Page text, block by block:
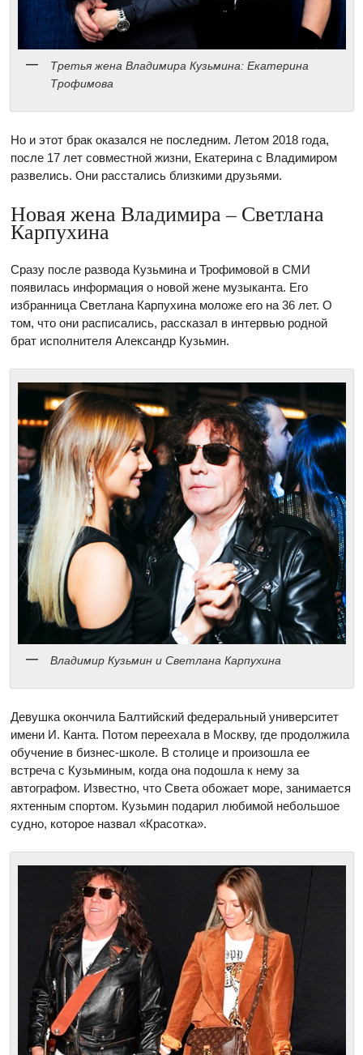
Третья жена Владимира Кузьмина: Екатерина
Трофимова
Но и этот брак оказался не последним. Летом 2018 года,
после 17 лет совместной жизни, Екатерина с Владимиром
развелись. Они расстались близкими друзьями.
Новая жена Владимира – Светлана
Карпухина
Сразу после развода Кузьмина и Трофимовой в СМИ
появилась информация о новой жене музыканта. Его
избранница Светлана Карпухина моложе его на 36 лет. О
том, что они расписались, рассказал в интервью родной
брат исполнителя Александр Кузьмин.
Владимир Кузьмин и Светлана Карпухина
Девушка окончила Балтийский федеральный университет
имени И. Канта. Потом переехала в Москву, где продолжила
обучение в бизнес-школе. В столице и произошла ее
встреча с Кузьминым, когда она подошла к нему за
автографом. Известно, что Света обожает море, занимается
яхтенным спортом. Кузьмин подарил любимой небольшое
судно, которое назвал «Красотка».